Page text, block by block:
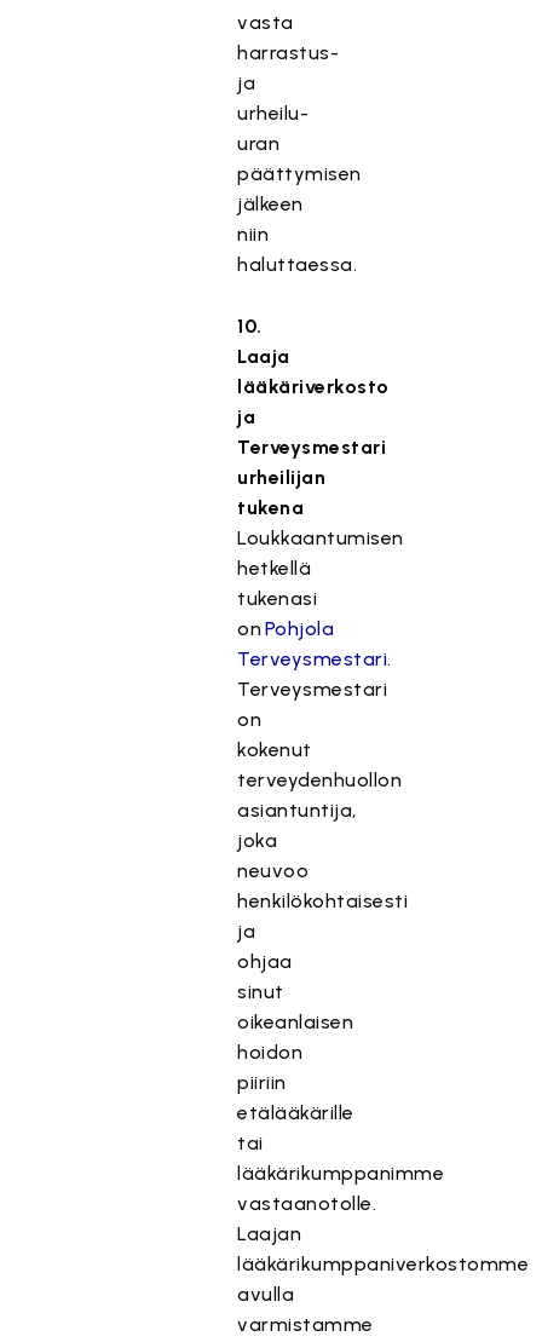
vasta
harrastus-
ja
urheilu-
uran
päättymisen
jälkeen
niin
haluttaessa.
10.
Laaja
lääkäriverkosto
ja
Terveysmestari
urheilijan
tukena
Loukkaantumisen
hetkellä
tukenasi
on Pohjola
Terveysmestari.
Terveysmestari
on
kokenut
terveydenhuollon
asiantuntija,
joka
neuvoo
henkilökohtaisesti
ja
ohjaa
sinut
oikeanlaisen
hoidon
piiriin
etälääkärille
tai
lääkärikumppanimme
vastaanotolle.
Laajan
lääkärikumppaniverkostomme
avulla
varmistamme